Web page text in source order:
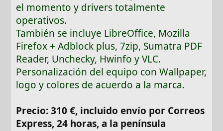
el momento y drivers totalmente
operativos.
También se incluye LibreOffice, Mozilla
Firefox + Adblock plus, 7zip, Sumatra PDF
Reader, Unchecky, Hwinfo y VLC.
Personalización del equipo con Wallpaper,
logo y colores de acuerdo a la marca.
Precio: 310 €, incluido envío por Correos
Express, 24 horas, a la península